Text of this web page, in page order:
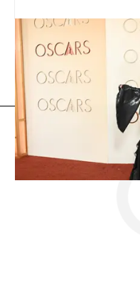
tiktok
Flooxer Now